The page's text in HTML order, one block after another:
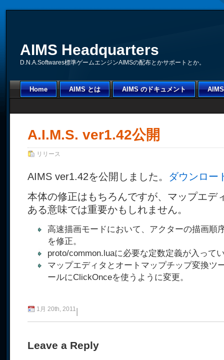
AIMS Headquarters
D.N.A.Softwares標準ゲームエンジンAIMSの配布とかサポートとか。
Home AIMS とは AIMS のドキュメント
A.I.M.S. ver1.42公開
リリース
AIMS ver1.42を公開しました。 ダウンロー
本体の修正はもちろんですが、マップエデ
ある意味では重要かもしれません。
高速描画モードにおいて、アクターの描画順
を修正。
proto/common.luaに必要な定数定義が入って
マップエディタとオートマップチップ変換ツ
ールにClickOnceを使うように変更。
1月 20th, 2011|
Leave a Reply